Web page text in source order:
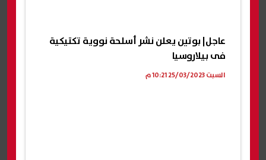
عاجل| بوتين يعلن نشر أسلحة نووية تكتيكية
فى بيلاروسيا
السبت 25/03/2023 10:21 م